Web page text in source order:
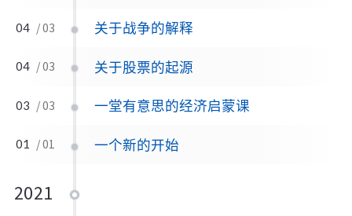
04 / 03 关于战争的解释
04 / 03 关于股票的起源
03 / 03 一堂有意思的经济启蒙课
01 / 01 一个新的开始
2021